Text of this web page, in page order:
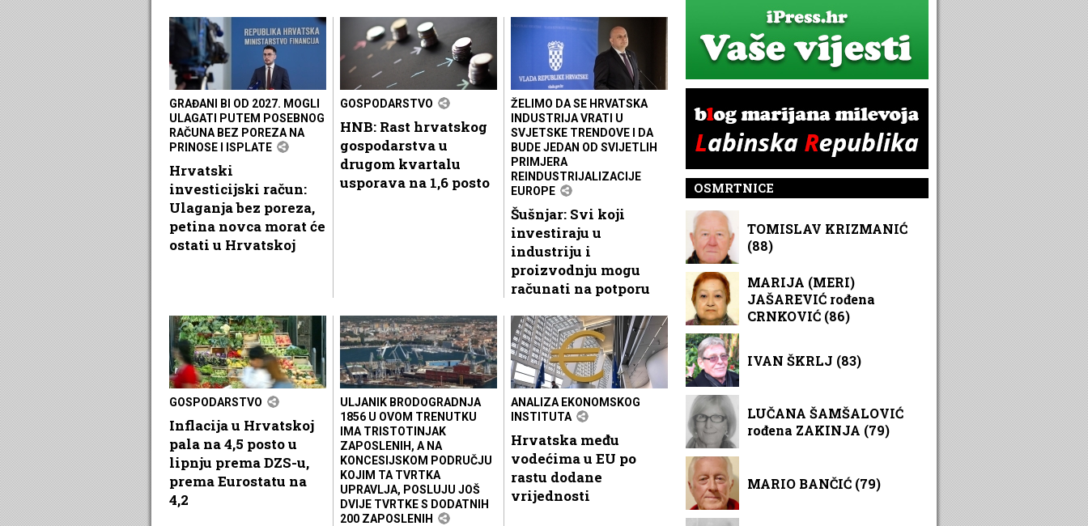
GRAĐANI BI OD 2027. MOGLI
ULAGATI PUTEM POSEBNOG
RAČUNA BEZ POREZA NA
PRINOSE I ISPLATE
Hrvatski
investicijski račun:
Ulaganja bez poreza,
petina novca morat će
ostati u Hrvatskoj
GOSPODARSTVO
HNB: Rast hrvatskog
gospodarstva u
drugom kvartalu
usporava na 1,6 posto
ŽELIMO DA SE HRVATSKA
INDUSTRIJA VRATI U
SVJETSKE TRENDOVE I DA
BUDE JEDAN OD SVIJETLIH
PRIMJERA
REINDUSTRIJALIZACIJE
EUROPE
Šušnjar: Svi koji
investiraju u
industriju i
proizvodnju mogu
računati na potporu
GOSPODARSTVO
Inflacija u Hrvatskoj
pala na 4,5 posto u
lipnju prema DZS-u,
prema Eurostatu na
4,2
ULJANIK BRODOGRADNJA
1856 U OVOM TRENUTKU
IMA TRISTOTINJAK
ZAPOSLENIH, A NA
KONCESIJSKOM PODRUČJU
KOJIM TA TVRTKA
UPRAVLJA, POSLUJU JOŠ
DVIJE TVRTKE S DODATNIH
200 ZAPOSLENIH
ANALIZA EKONOMSKOG
INSTITUTA
Hrvatska među
vodećima u EU po
rastu dodane
vrijednosti
OSMRTNICE
TOMISLAV KRIZMANIĆ
(88)
MARIJA (MERI)
JAŠAREVIĆ rođena
CRNKOVIĆ (86)
IVAN ŠKRLJ (83)
LUČANA ŠAMŠALOVIĆ
rođena ZAKINJA (79)
MARIO BANČIĆ (79)